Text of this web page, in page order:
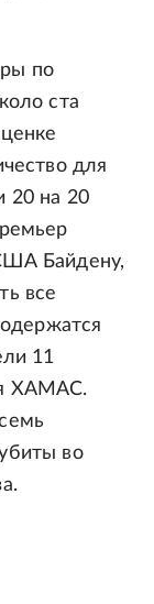
по
ста
для
20 на 20
Байдену,
все
11
ХАМАС.
во